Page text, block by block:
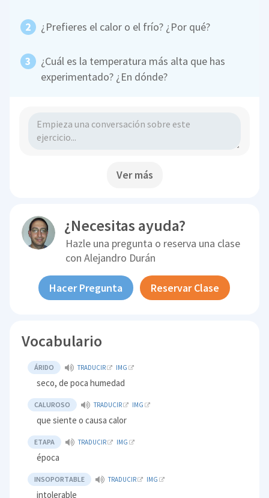
¿Prefieres el calor o el frío? ¿Por qué?
¿Cuál es la temperatura más alta que has
experimentado? ¿En dónde?
Ver más
¿Necesitas ayuda?
Hazle una pregunta o reserva una clase
conAlejandro Durán
Hacer Pregunta Reservar Clase
Vocabulario
ÁRIDO TRADUCIR IMG
seco, de poca humedad
CALUROSO TRADUCIR IMG
que siente o causa calor
ETAPA TRADUCIR IMG
época
INSOPORTABLE TRADUCIR IMG
intolerable